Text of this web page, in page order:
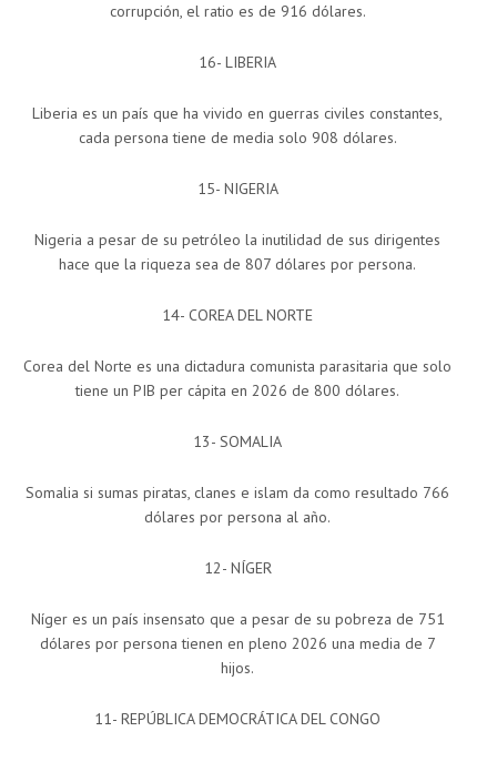
corrupción, el ratio es de 916 dólares.
16- LIBERIA
Liberia es un país que ha vivido en guerras civiles constantes,
cada persona tiene de media solo 908 dólares.
15- NIGERIA
Nigeria a pesar de su petróleo la inutilidad de sus dirigentes
hace que la riqueza sea de 807 dólares por persona.
14- COREA DEL NORTE
Corea del Norte es una dictadura comunista parasitaria que solo
tiene un PIB per cápita en 2026 de 800 dólares.
13- SOMALIA
Somalia si sumas piratas, clanes e islam da como resultado 766
dólares por persona al año.
12- NÍGER
Níger es un país insensato que a pesar de su pobreza de 751
dólares por persona tienen en pleno 2026 una media de 7
hijos.
11- REPÚBLICA DEMOCRÁTICA DEL CONGO